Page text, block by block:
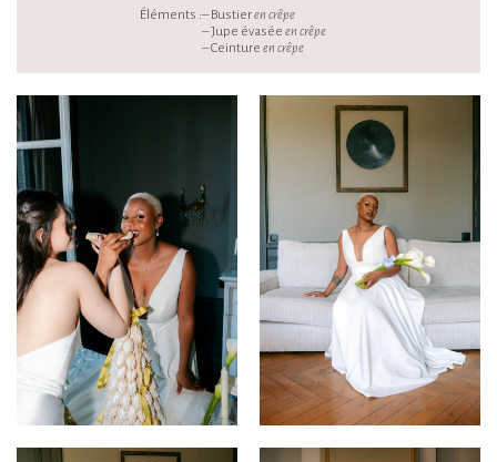
Éléments :– Bustieren crêpe
– Jupe évaséeen crêpe
– Ceintureen crêpe